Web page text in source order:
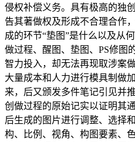
侵权补偿义务。具有极高的独
告其著做权及形成不合理合作
成的环节“垫图”是什么以及从
做过程、醒图、垫图、PS修图
智力投入，却无法再现取涉案
大量成本和人力进行模具制做
来，后又颁发多件笔记引见并
创做过程的原始记实以证明其
后生成的图片进行调整、选择
构、比例、视角、构图要素、